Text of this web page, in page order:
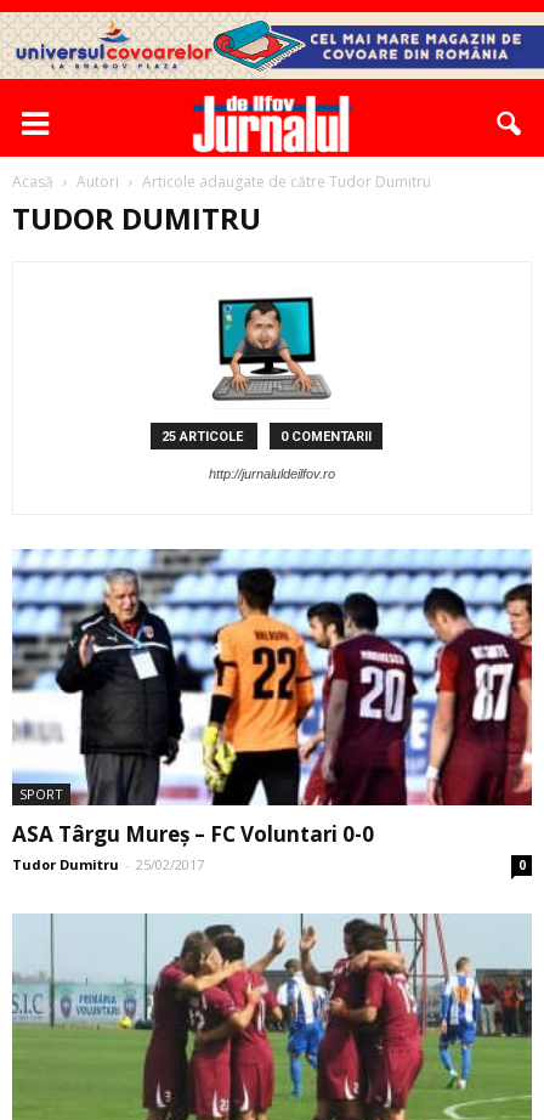
Acasă Autori Articole adaugate de către Tudor Dumitru
TUDOR DUMITRU
25 ARTICOLE 0 COMENTARII
http://jurnaluldeilfov.ro
SPORT
ASA Târgu Mureș – FC Voluntari 0-0
Tudor Dumitru - 25/02/2017 0